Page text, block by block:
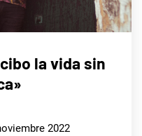
la vida sin
2022